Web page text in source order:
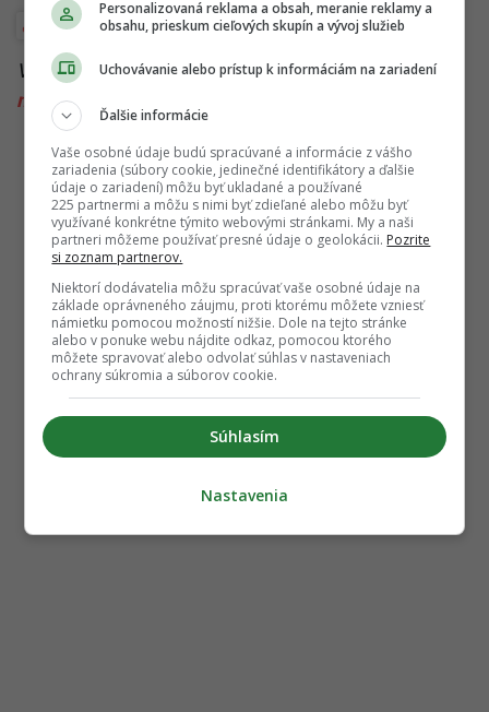
Veda a vesmír
Viac k téme:Antares,hviezdy,jupiter,konjunkcia
mesiac
Personalizovaná reklama a obsah, meranie reklamy a
obsahu, prieskum cieľových skupín a vývoj služieb
Uchovávanie alebo prístup k informáciám na zariadení
Ďalšie informácie
Vaše osobné údaje budú spracúvané a informácie z vášho
zariadenia (súbory cookie, jedinečné identifikátory a ďalšie
údaje o zariadení) môžu byť ukladané a používané
225 partnermi a môžu s nimi byť zdieľané alebo môžu byť
využívané konkrétne týmito webovými stránkami. My a naši
partneri môžeme používať presné údaje o geolokácii. Pozrite
si zoznam partnerov.
Niektorí dodávatelia môžu spracúvať vaše osobné údaje na
základe oprávneného záujmu, proti ktorému môžete vzniesť
námietku pomocou možností nižšie. Dole na tejto stránke
alebo v ponuke webu nájdite odkaz, pomocou ktorého
môžete spravovať alebo odvolať súhlas v nastaveniach
ochrany súkromia a súborov cookie.
Súhlasím
Nastavenia